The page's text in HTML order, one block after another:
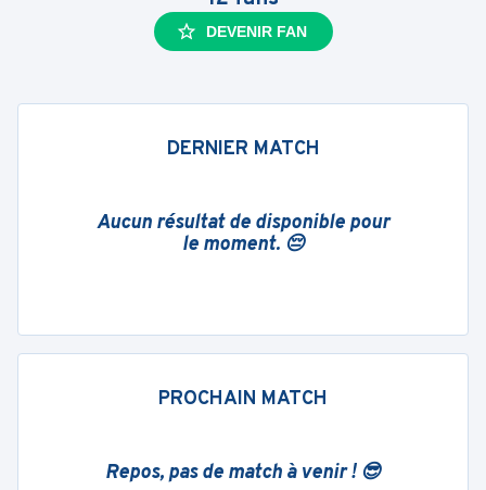
DEVENIR FAN
DERNIER MATCH
Aucun résultat de disponible pour
le moment. 😔
PROCHAIN MATCH
Repos, pas de match à venir ! 😎